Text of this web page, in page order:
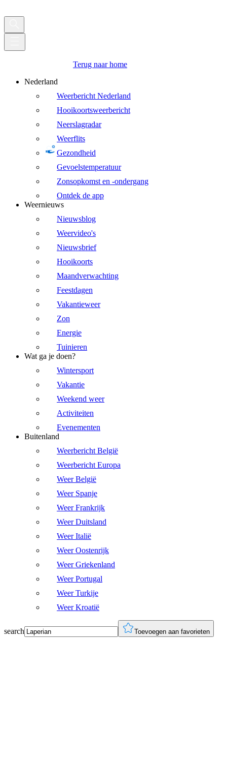
Terug naar home
Nederland
Weerbericht Nederland
Hooikoortsweerbericht
Neerslagradar
Weerflits
Gezondheid
Gevoelstemperatuur
Zonsopkomst en -ondergang
Ontdek de app
Weernieuws
Nieuwsblog
Weervideo's
Nieuwsbrief
Hooikoorts
Maandverwachting
Feestdagen
Vakantieweer
Zon
Energie
Tuinieren
Wat ga je doen?
Wintersport
Vakantie
Weekend weer
Activiteiten
Evenementen
Buitenland
Weerbericht België
Weerbericht Europa
Weer België
Weer Spanje
Weer Frankrijk
Weer Duitsland
Weer Italië
Weer Oostenrijk
Weer Griekenland
Weer Portugal
Weer Turkije
Weer Kroatië
search Toevoegen aan favorieten